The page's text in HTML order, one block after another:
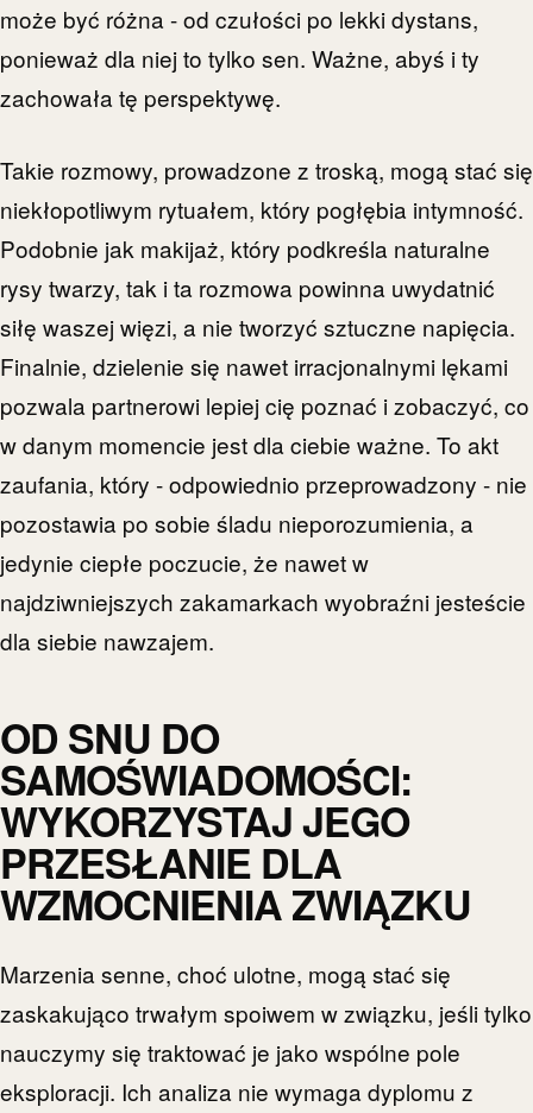
może być różna - od czułości po lekki dystans,
ponieważ dla niej to tylko sen. Ważne, abyś i ty
zachowała tę perspektywę.
Takie rozmowy, prowadzone z troską, mogą stać się
niekłopotliwym rytuałem, który pogłębia intymność.
Podobnie jak makijaż, który podkreśla naturalne
rysy twarzy, tak i ta rozmowa powinna uwydatnić
siłę waszej więzi, a nie tworzyć sztuczne napięcia.
Finalnie, dzielenie się nawet irracjonalnymi lękami
pozwala partnerowi lepiej cię poznać i zobaczyć, co
w danym momencie jest dla ciebie ważne. To akt
zaufania, który - odpowiednio przeprowadzony - nie
pozostawia po sobie śladu nieporozumienia, a
jedynie ciepłe poczucie, że nawet w
najdziwniejszych zakamarkach wyobraźni jesteście
dla siebie nawzajem.
OD SNU DO
SAMOŚWIADOMOŚCI:
WYKORZYSTAJ JEGO
PRZESŁANIE DLA
WZMOCNIENIA ZWIĄZKU
Marzenia senne, choć ulotne, mogą stać się
zaskakująco trwałym spoiwem w związku, jeśli tylko
nauczymy się traktować je jako wspólne pole
eksploracji. Ich analiza nie wymaga dyplomu z